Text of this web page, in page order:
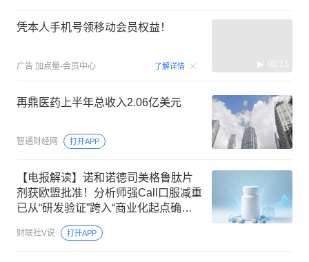
凭本人手机号领移动会员权益！
广告 加点量-会员中心 了解详情 00:15
再鼎医药上半年总收入2.06亿美元
智通财经网 打开APP
【电报解读】诺和诺德司美格鲁肽片
剂获欧盟批准！分析师强Call口服减重
已从“研发验证”跨入“商业化起点确
认”，这家公司相关口服片剂在美国递
交的IND申请已获批
财联社V说 打开APP